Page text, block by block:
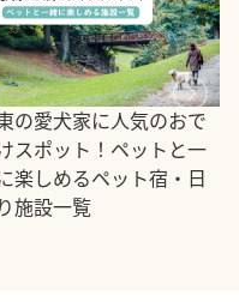
の愛犬家に人気のおで
スポット！ペットと一
楽しめるペット宿・日
施設一覧